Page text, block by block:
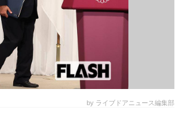
by ライブドアニュース編集部